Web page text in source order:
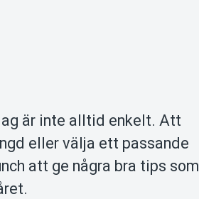
är inte alltid enkelt. Att
eller välja ett passande
att ge några bra tips som